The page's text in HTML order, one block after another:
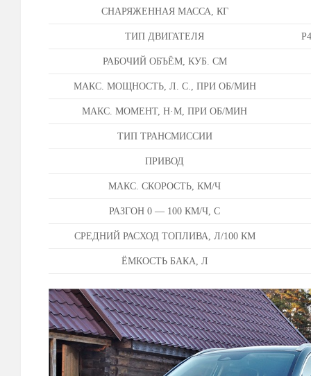
СНАРЯЖЕННАЯ МАССА, КГ
ТИП ДВИГАТЕЛЯ
РАБОЧИЙ ОБЪЁМ, КУБ. СМ
МАКС. МОЩНОСТЬ, Л. С., ПРИ ОБ/МИН
МАКС. МОМЕНТ, Н·М, ПРИ ОБ/МИН
ТИП ТРАНСМИССИИ
ПРИВОД
МАКС. СКОРОСТЬ, КМ/Ч
РАЗГОН 0 — 100 КМ/Ч, С
СРЕДНИЙ РАСХОД ТОПЛИВА, Л/100 КМ
ЁМКОСТЬ БАКА, Л